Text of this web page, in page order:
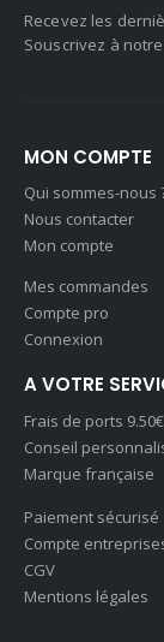
Recevez les
Souscrivez à
MON COMPTE
Qui sommes-nous
Nous contacter
Mon compte
Mes commandes
Compte pro
Connexion
A VOTRE
Frais de ports
Conseil
Marque française
Paiement sécurisé
Compte
CGV
Mentions légales